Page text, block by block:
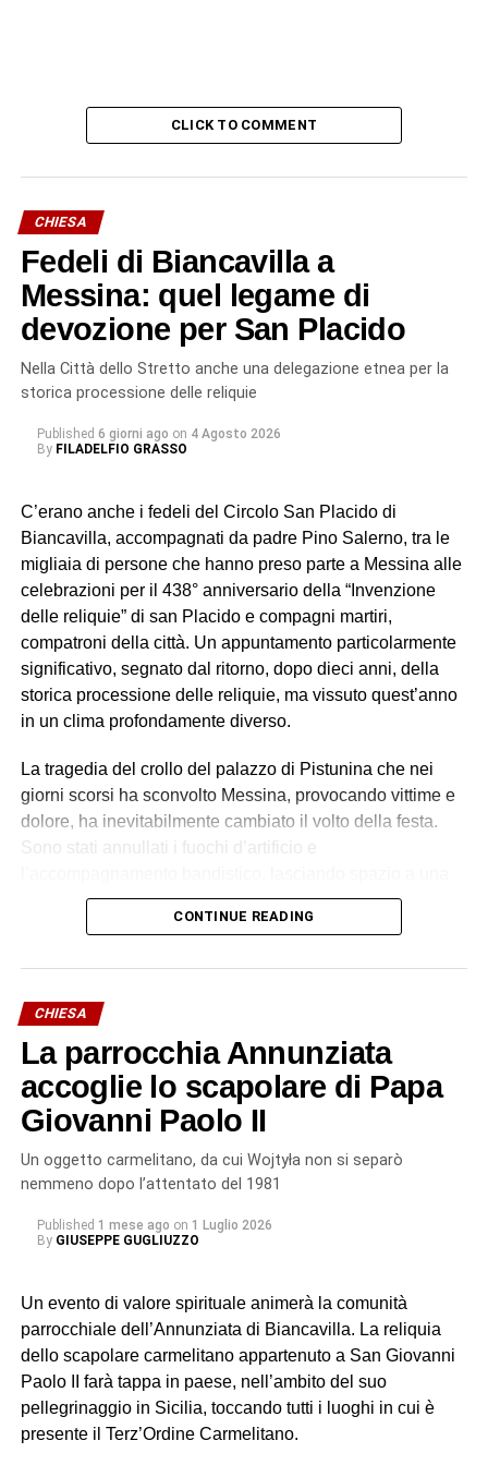
CLICK TO COMMENT
CHIESA
Fedeli di Biancavilla a
Messina: quel legame di
devozione per San Placido
Nella Città dello Stretto anche una delegazione etnea per la
storica processione delle reliquie
Published 6 giorni ago on 4 Agosto 2026
By FILADELFIO GRASSO
C’erano anche i fedeli del Circolo San Placido di
Biancavilla, accompagnati da padre Pino Salerno, tra le
migliaia di persone che hanno preso parte a Messina alle
celebrazioni per il 438° anniversario della “Invenzione
delle reliquie” di san Placido e compagni martiri,
compatroni della città. Un appuntamento particolarmente
significativo, segnato dal ritorno, dopo dieci anni, della
storica processione delle reliquie, ma vissuto quest’anno
in un clima profondamente diverso.
La tragedia del crollo del palazzo di Pistunina che nei
giorni scorsi ha sconvolto Messina, provocando vittime e
dolore, ha inevitabilmente cambiato il volto della festa.
Sono stati annullati i fuochi d’artificio e
celebrazione sobria, raccolta e carica di emozione.
Durante la processione, partita dalla Chiesa
soccorritori ancora impegnati nelle operazioni successive
al disastro.
Il corteo ha quindi raggiunto la Basilica Cattedrale, dove
mons. Santo Rocco Gangemi, nunzio apostolico in
Serbia, ha presieduto la solenne celebrazione eucaristica
alla presenza dei fedeli, delle delegazioni, dei circoli e
delle confraternite provenienti da diverse realtà della
presenza non rappresenta soltanto un gesto di devozione,
San Placido tra devozione e
leggenda
Secondo una leggenda tramandata nei secoli, infatti, il
CONTINUE READING
CHIESA
La parrocchia Annunziata
accoglie lo scapolare di Papa
Giovanni Paolo II
Un oggetto carmelitano, da cui Wojtyła non si separò
nemmeno dopo l’attentato del 1981
Published 1 mese ago on 1 Luglio 2026
By GIUSEPPE GUGLIUZZO
Un evento di valore spirituale animerà la comunità
parrocchiale dell’Annunziata di Biancavilla. La reliquia
dello scapolare carmelitano appartenuto a San Giovanni
Paolo II farà tappa in paese, nell’ambito del suo
pellegrinaggio in Sicilia, toccando tutti i luoghi in cui è
presente il Terz’Ordine Carmelitano.